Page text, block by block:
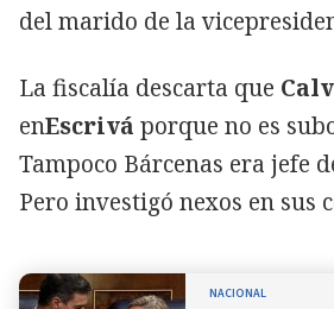
del marido de la
La fiscalía descarta que
enEscrivá porque no es
Tampoco Bárcenas era jefe
Pero investigó nexos en sus
NACIONAL